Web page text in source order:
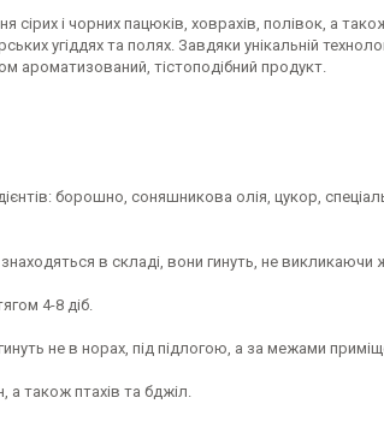
сірих і чорних пацюків, ховрахів, полівок, а
угіддях та полях. Завдяки унікальній
ароматизований, тістоподібний продукт.
борошно, соняшникова олія, цукор,
в складі, вони гинуть, не викликаючи
4-8 діб.
не в норах, під підлогою, а за межами
а також птахів та бджіл.